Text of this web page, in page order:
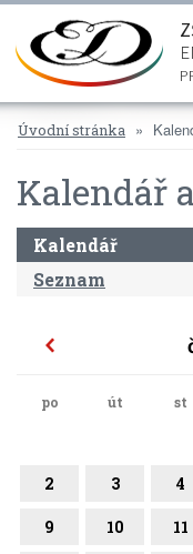
Úvodní stránka
Kalendář
Kalendář
Seznam
po út st
2 3 4
9 10 11